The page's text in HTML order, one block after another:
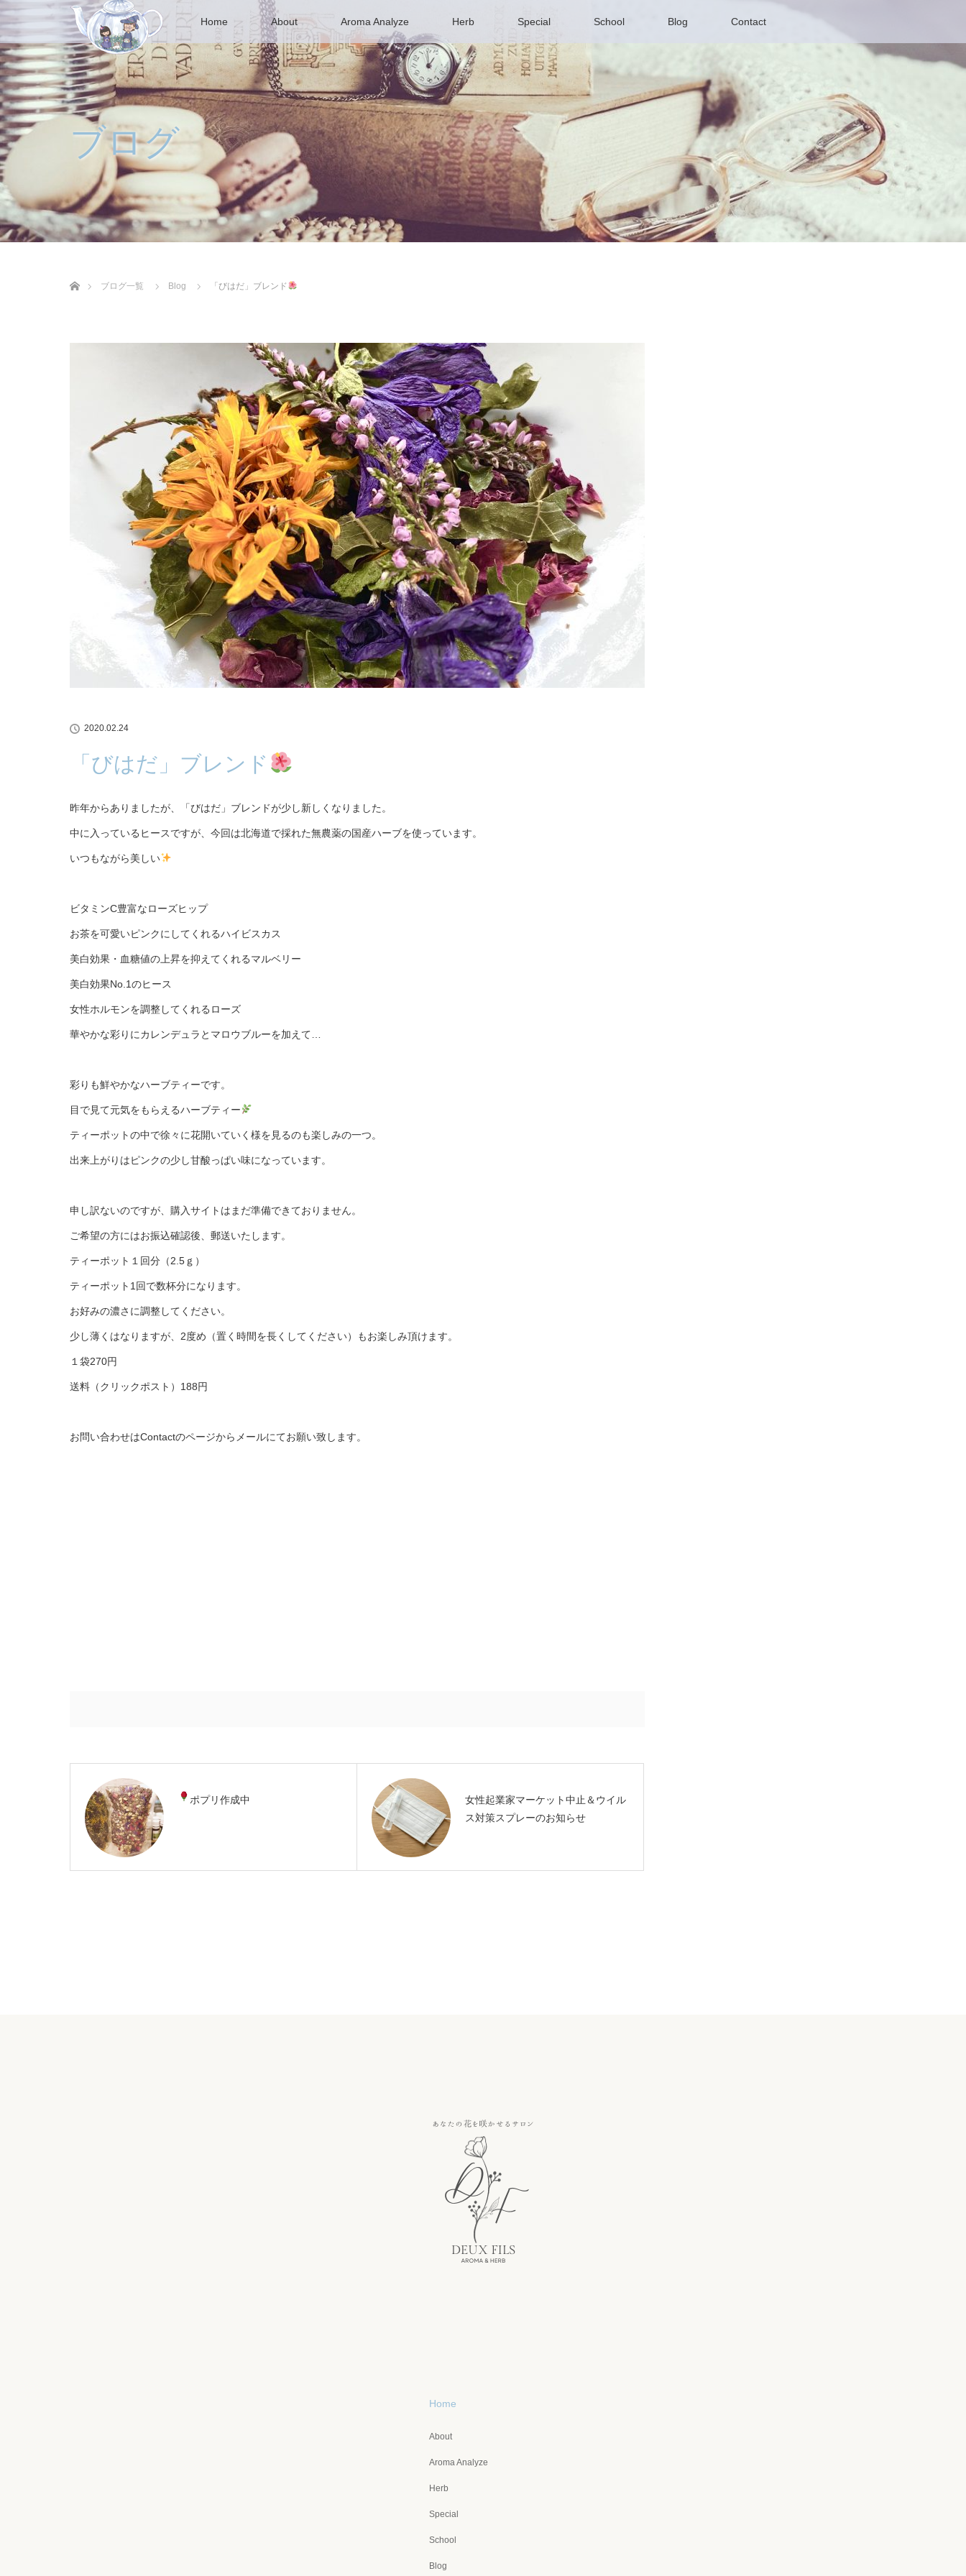
Home About Aroma Analyze Herb Special School Blog Contact
ブログ
ブログ一覧
Blog 「びはだ」ブレンド
2020.02.24
「びはだ」ブレンド
昨年からありましたが、「びはだ」ブレンドが少し新しくなりました。
中に入っているヒースですが、今回は北海道で採れた無農薬の国産ハーブを使っています。
いつもながら美しい
ビタミンC豊富なローズヒップ
お茶を可愛いピンクにしてくれるハイビスカス
美白効果・血糖値の上昇を抑えてくれるマルベリー
美白効果No.1のヒース
女性ホルモンを調整してくれるローズ
華やかな彩りにカレンデュラとマロウブルーを加えて…
彩りも鮮やかなハーブティーです。
目で見て元気をもらえるハーブティー
ティーポットの中で徐々に花開いていく様を見るのも楽しみの一つ。
出来上がりはピンクの少し甘酸っぱい味になっています。
申し訳ないのですが、購入サイトはまだ準備できておりません。
ご希望の方にはお振込確認後、郵送いたします。
ティーポット１回分（2.5ｇ）
ティーポット1回で数杯分になります。
お好みの濃さに調整してください。
少し薄くはなりますが、2度め（置く時間を長くしてください）もお楽しみ頂けます。
１袋270円
送料（クリックポスト）188円
お問い合わせはContactのページからメールにてお願い致します。
ポプリ作成中
女性起業家マーケット中止＆ウイル
ス対策スプレーのお知らせ
Home
About
Aroma Analyze
Herb
Special
School
Blog